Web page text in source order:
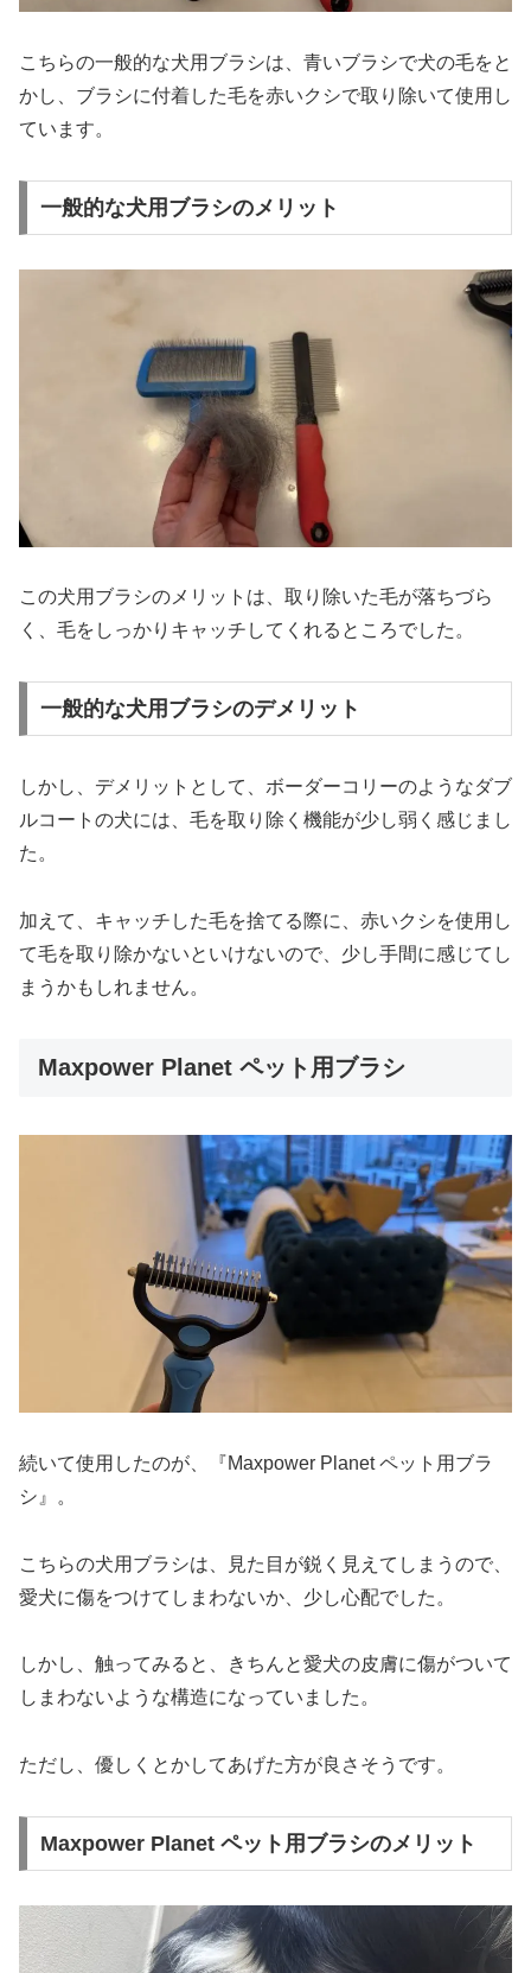
こちらの一般的な犬用ブラシは、青いブラシで犬の毛をと
かし、ブラシに付着した毛を赤いクシで取り除いて使用し
ています。
一般的な犬用ブラシのメリット
この犬用ブラシのメリットは、取り除いた毛が落ちづら
く、毛をしっかりキャッチしてくれるところでした。
一般的な犬用ブラシのデメリット
しかし、デメリットとして、ボーダーコリーのようなダブ
ルコートの犬には、毛を取り除く機能が少し弱く感じまし
た。
加えて、キャッチした毛を捨てる際に、赤いクシを使用し
て毛を取り除かないといけないので、少し手間に感じてし
まうかもしれません。
Maxpower Planet ペット用ブラシ
続いて使用したのが、『Maxpower Planet ペット用ブラ
シ』。
こちらの犬用ブラシは、見た目が鋭く見えてしまうので、
愛犬に傷をつけてしまわないか、少し心配でした。
しかし、触ってみると、きちんと愛犬の皮膚に傷がついて
しまわないような構造になっていました。
ただし、優しくとかしてあげた方が良さそうです。
Maxpower Planet ペット用ブラシのメリット